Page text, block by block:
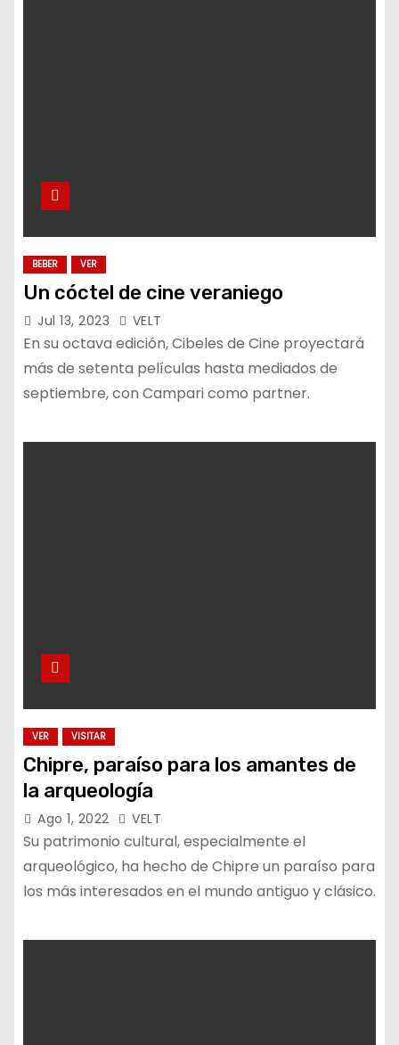
BEBER VER
Un cóctel de cine veraniego
Jul 13, 2023 VELT
En su octava edición, Cibeles de Cine proyectará
más de setenta películas hasta mediados de
septiembre, con Campari como partner.
VER VISITAR
Chipre, paraíso para los amantes de
la arqueología
Ago 1, 2022 VELT
Su patrimonio cultural, especialmente el
arqueológico, ha hecho de Chipre un paraíso para
los más interesados en el mundo antiguo y clásico.